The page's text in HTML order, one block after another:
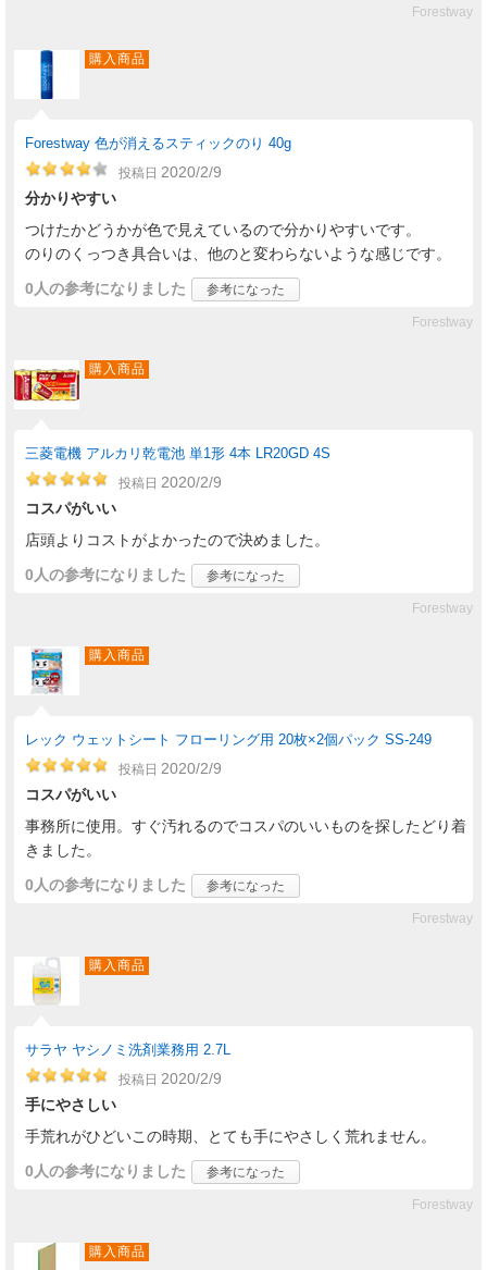
Forestway
購入商品
Forestway 色が消えるスティックのり 40g
投稿日 2020/2/9
分かりやすい
つけたかどうかが色で見えているので分かりやすいです。
のりのくっつき具合いは、他のと変わらないような感じです。
0人の参考になりました 参考になった
Forestway
購入商品
三菱電機 アルカリ乾電池 単1形 4本 LR20GD 4S
投稿日 2020/2/9
コスパがいい
店頭よりコストがよかったので決めました。
0人の参考になりました 参考になった
Forestway
購入商品
レック ウェットシート フローリング用 20枚×2個パック SS-249
投稿日 2020/2/9
コスパがいい
事務所に使用。すぐ汚れるのでコスパのいいものを探したどり着
きました。
0人の参考になりました 参考になった
Forestway
購入商品
サラヤ ヤシノミ洗剤業務用 2.7L
投稿日 2020/2/9
手にやさしい
手荒れがひどいこの時期、とても手にやさしく荒れません。
0人の参考になりました 参考になった
Forestway
購入商品